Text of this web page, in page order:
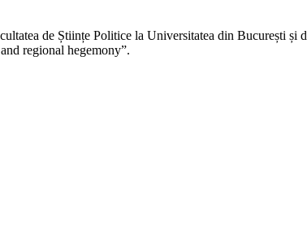
de Științe Politice la Universitatea din București
regional hegemony”.